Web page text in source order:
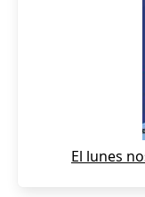
El lunes